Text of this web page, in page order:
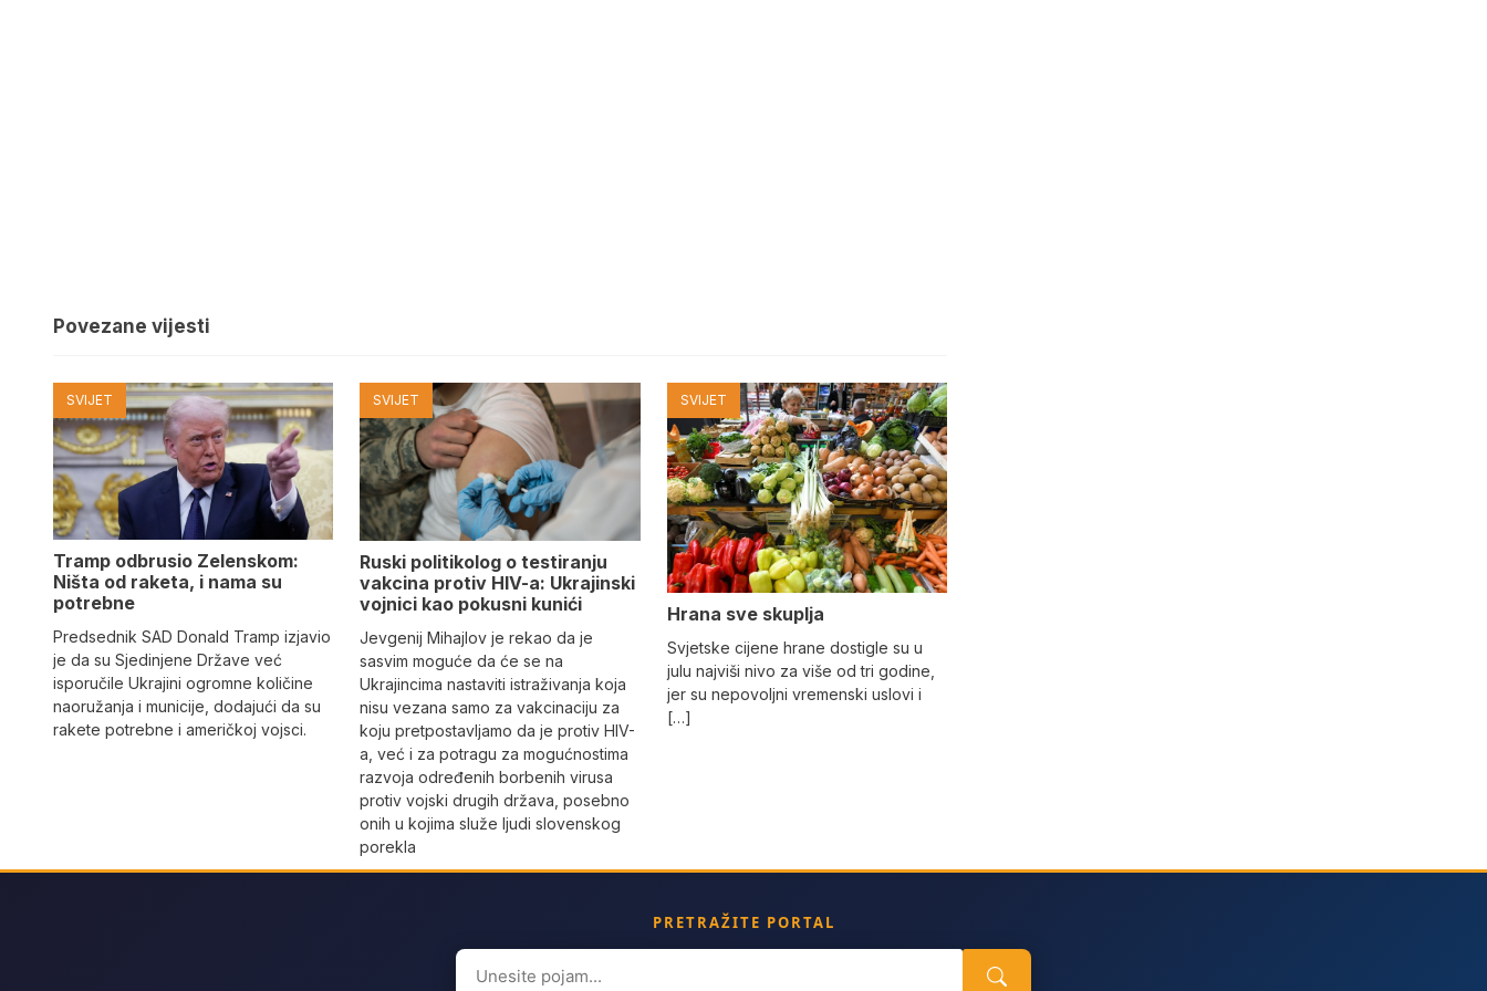
Povezane vijesti
SVIJET
Tramp odbrusio Zelenskom:
Ništa od raketa, i nama su
potrebne
Predsednik SAD Donald Tramp izjavio
je da su Sjedinjene Države već
isporučile Ukrajini ogromne količine
naoružanja i municije, dodajući da su
rakete potrebne i američkoj vojsci.
SVIJET
Ruski politikolog o testiranju
vakcina protiv HIV-a: Ukrajinski
vojnici kao pokusni kunići
Jevgenij Mihajlov je rekao da je
sasvim moguće da će se na
Ukrajincima nastaviti istraživanja koja
nisu vezana samo za vakcinaciju za
koju pretpostavljamo da je protiv HIV-
a, već i za potragu za mogućnostima
razvoja određenih borbenih virusa
protiv vojski drugih država, posebno
onih u kojima služe ljudi slovenskog
porekla
SVIJET
Hrana sve skuplja
Svjetske cijene hrane dostigle su u
julu najviši nivo za više od tri godine,
jer su nepovoljni vremenski uslovi i
[…]
PRETRAŽITE PORTAL
Search